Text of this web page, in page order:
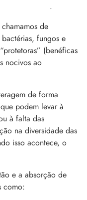
.
de
fungos e
(benéficas
nocivos ao
de forma
podem levar à
à falta das
na diversidade das
isso acontece, o
e a absorção de
como: